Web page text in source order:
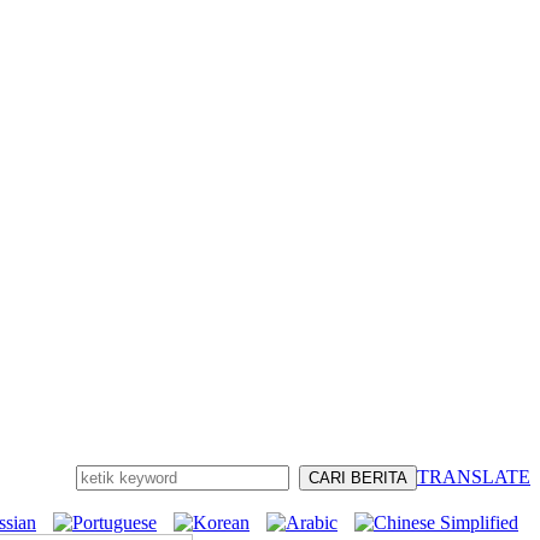
TRANSLATE